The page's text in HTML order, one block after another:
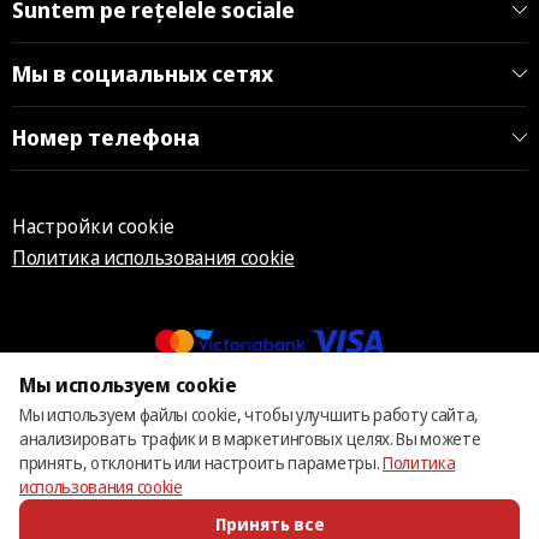
Suntem pe rețelele sociale
Мы в социальных сетях
Номер телефона
Настройки cookie
Политика использования cookie
© 2013 – 2026 ECOM
Мы используем cookie
Мы используем файлы cookie, чтобы улучшить работу сайта,
анализировать трафик и в маркетинговых целях. Вы можете
принять, отклонить или настроить параметры.Политика
использования cookie
Принять все